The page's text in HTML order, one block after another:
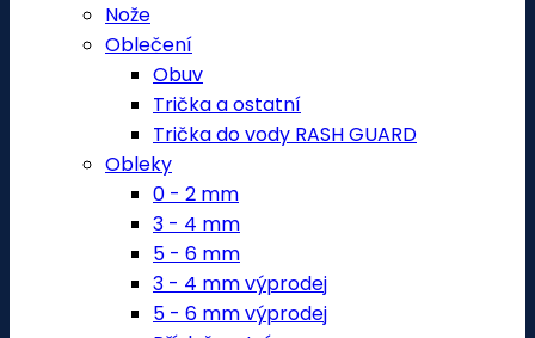
Nože
Oblečení
Obuv
Trička a ostatní
Trička do vody RASH GUARD
Obleky
0 - 2 mm
3 - 4 mm
5 - 6 mm
3 - 4 mm výprodej
5 - 6 mm výprodej